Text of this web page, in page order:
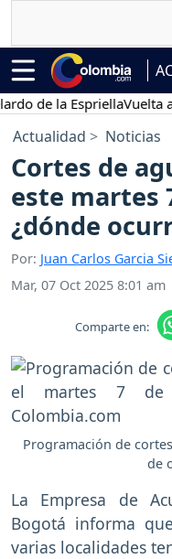
la EspriellaVuelta a
Actualidad Noticias
Cortes de
este martes
¿dónde
Por: Juan Carlos Garcia
Mar, 07 Oct 2025 8:01 am
Comparte en:
Programación de
de
La Empresa de
Bogotá informa
varias localidades